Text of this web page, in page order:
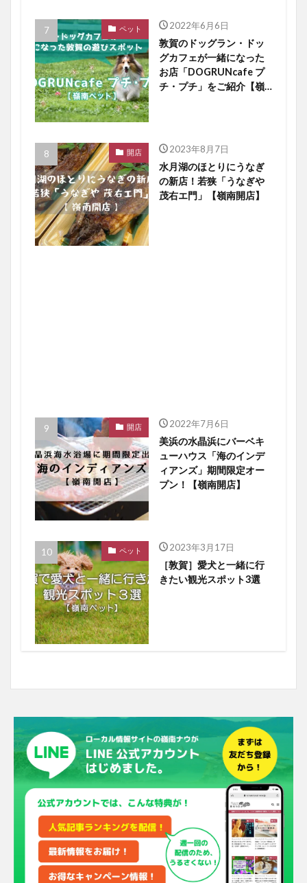
ペット 2022年6月6日
敦賀のドッグラン・ドッ
グカフェが一緒になった
お店「DOGRUNcafe プ
チ・プチ」をご紹介【嶺
開店 2023年8月7日
水月湖のほとりにうなぎ
の新店！若狭「うなぎや
茂右エ門」【嶺南開店】
開店 2022年7月6日
美浜の水晶浜にバーベキ
ューハウス「海のインデ
ィアンズ」期間限定オー
プン！【嶺南開店】
ペット 2023年3月17日
［敦賀］愛犬と一緒に行
きたい観光スポット3選